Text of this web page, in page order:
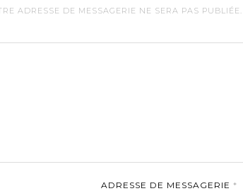
ADRESSE DE MESSAGERIE NE SERA PAS PUBLIÉE.
ADRESSE DE MESSAGERIE *